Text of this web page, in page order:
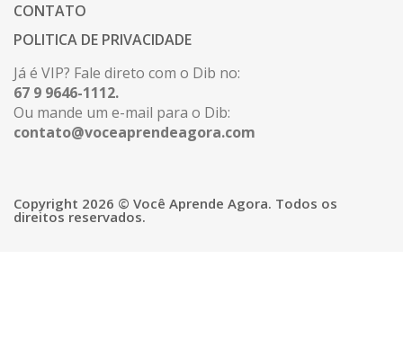
CONTATO
POLITICA DE PRIVACIDADE
Já é VIP? Fale direto com o Dib no:
67 9 9646-1112.
Ou mande um e-mail para o Dib:
contato@voceaprendeagora.com
Copyright 2026 © Você Aprende Agora. Todos os
direitos reservados.